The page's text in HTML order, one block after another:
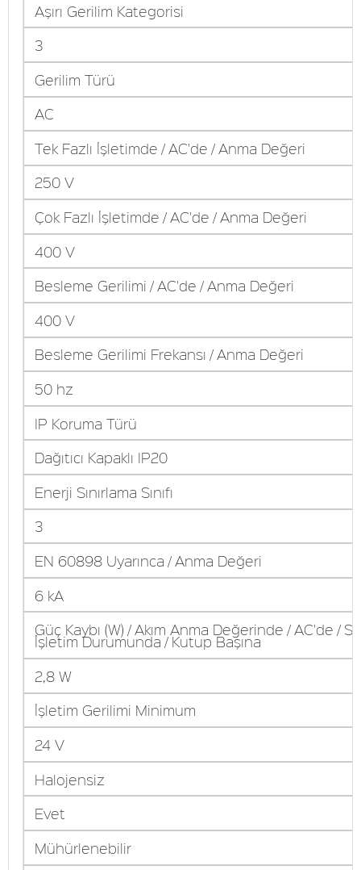
Aşırı Gerilim Kategorisi
3
Gerilim Türü
AC
Tek Fazlı İşletimde / AC'de / Anma Değeri
250 V
Çok Fazlı İşletimde / AC'de / Anma Değeri
400 V
Besleme Gerilimi / AC'de / Anma Değeri
400 V
Besleme Gerilimi Frekansı / Anma Değeri
50 hz
IP Koruma Türü
Dağıtıcı Kapaklı IP20
Enerji Sınırlama Sınıfı
3
EN 60898 Uyarınca / Anma Değeri
6 kA
Güç Kaybı (W) / Akım Anma Değerinde / AC'de /
İşletim Durumunda / Kutup Başına
2,8 W
İşletim Gerilimi Minimum
24 V
Halojensiz
Evet
Mühürlenebilir